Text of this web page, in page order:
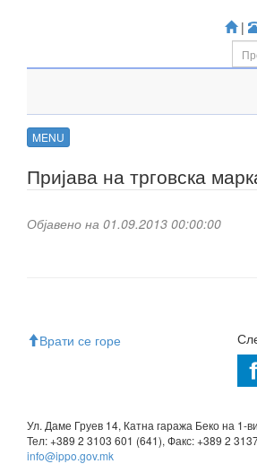
|
MENU
Пријава на трговска
Објавено на 01.09.2013 00:00:00
Врати се горе
Ул. Даме Груев 14, Катна гаража Беко на 1-
Тел: +389 2 3103 601 (641), Факс: +389 2
info@ippo.gov.mk